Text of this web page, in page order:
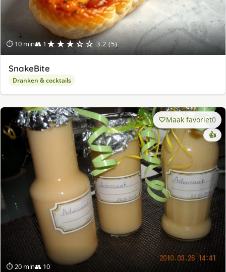
⏱ 10 min👥 1 ★★★☆☆ 3.2 (5)
SnakeBite
Dranken & cocktails
⏱ 20 min👥 10
Maak favoriet0
👍